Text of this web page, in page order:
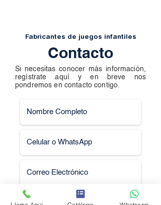
Fabricantes de juegos infantiles
Contacto
Si necesitas conocer más información,
regístrate aquí y en breve nos
pondremos en contacto contigo.